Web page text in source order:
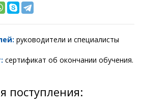
руководители и специалисты
сертификат об окончании обучения.
поступления: